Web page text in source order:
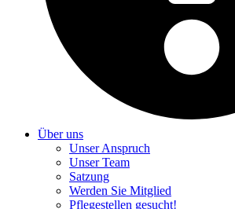
Über uns
Unser Anspruch
Unser Team
Satzung
Werden Sie Mitglied
Pflegestellen gesucht!